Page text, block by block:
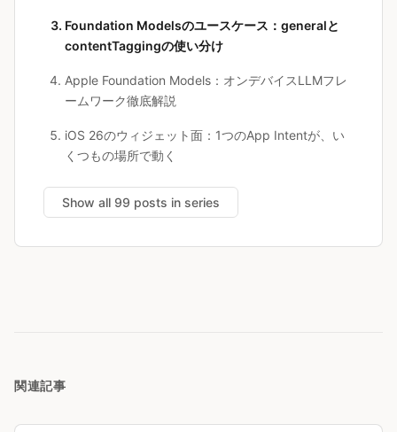
Foundation Modelsのユースケース：generalと
contentTaggingの使い分け
Apple Foundation Models：オンデバイスLLMフレ
ームワーク徹底解説
iOS 26のウィジェット面：1つのApp Intentが、い
くつもの場所で動く
Show all 99 posts in series
関連記事